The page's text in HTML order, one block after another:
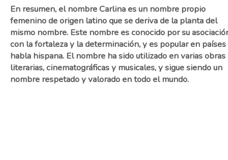
En resumen, el nombre Carlina es un nombre propio
femenino de origen latino que se deriva de la planta del
mismo nombre. Este nombre es conocido por su
con la fortaleza y la determinación, y es popular en países
habla hispana. El nombre ha sido utilizado en varias obras
literarias, cinematográficas y musicales, y sigue siendo un
nombre respetado y valorado en todo el mundo.